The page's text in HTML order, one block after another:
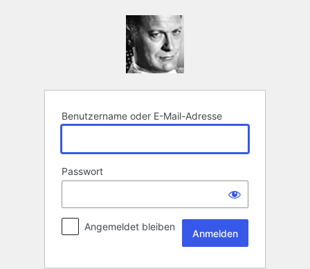
Benutzername oder E-Mail-Adresse
Passwort
Angemeldet bleiben